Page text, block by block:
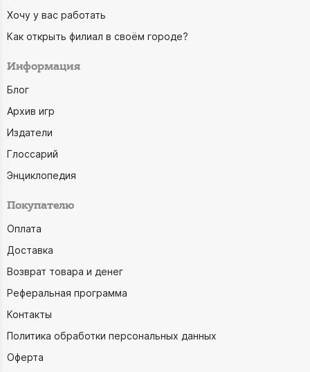
Хочу у вас работать
Как открыть филиал в своём городе?
Информация
Блог
Архив игр
Издатели
Глоссарий
Энциклопедия
Покупателю
Оплата
Доставка
Возврат товара и денег
Реферальная программа
Контакты
Политика обработки персональных данных
Оферта